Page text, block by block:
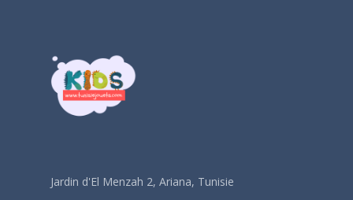
Jardin d'El Menzah 2, Ariana, Tunisie